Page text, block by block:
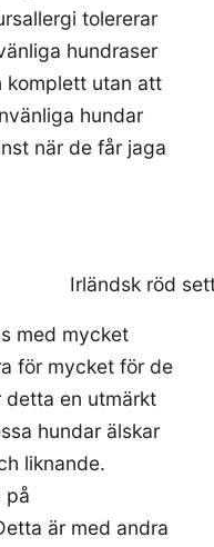
tolererar
hundraser
komplett utan att
hundar
när de får jaga
med mycket
för mycket för de
detta en utmärkt
hundar älskar
liknande.
på
är med andra